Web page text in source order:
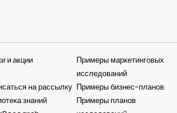
и акции
на рассылку
знаний
Примеры маркетинговых
исследований
Примеры бизнес-планов
Примеры планов